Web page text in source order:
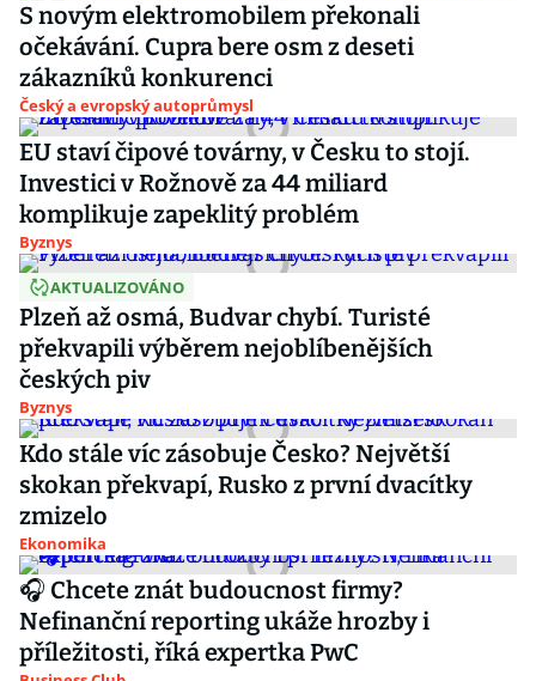
S novým elektromobilem překonali
očekávání. Cupra bere osm z deseti
zákazníků konkurenci
Český a evropský autoprůmysl
EU staví čipové továrny, v Česku to stojí.
Investici v Rožnově za 44 miliard
komplikuje zapeklitý problém
Byznys
AKTUALIZOVÁNO
Plzeň až osmá, Budvar chybí. Turisté
překvapili výběrem nejoblíbenějších
českých piv
Byznys
Kdo stále víc zásobuje Česko? Největší
skokan překvapí, Rusko z první dvacítky
zmizelo
Ekonomika
🎧 Chcete znát budoucnost firmy?
Nefinanční reporting ukáže hrozby i
příležitosti, říká expertka PwC